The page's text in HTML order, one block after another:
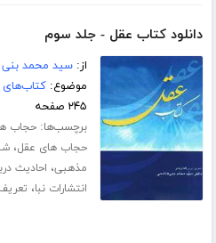
دانلود کتاب عقل - جلد سوم
از:سید محمد
موضوع:
۲۴۵ صفحه
برچسب‌ها:حجاب
حجاب های عقل،
مذهبی، احادیث
انتشارات نبا،